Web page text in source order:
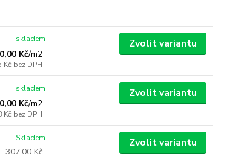
Kč/m2
Kč bez DPH
skladem Zvolit variantu
Kč/m2
Kč bez DPH
skladem Zvolit variantu
Skladem Zvolit variantu